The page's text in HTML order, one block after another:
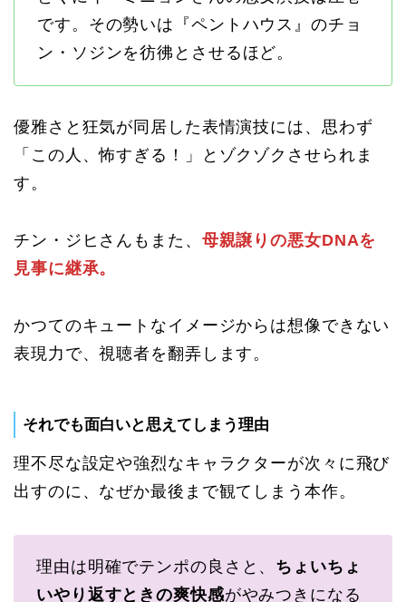
です。その勢いは『ペントハウス』のチョ
ン・ソジンを彷彿とさせるほど。
優雅さと狂気が同居した表情演技には、思わず
「この人、怖すぎる！」とゾクゾクさせられま
す。
チン・ジヒさんもまた、 母親譲りの悪女DNAを
見事に継承。
かつてのキュートなイメージからは想像できない
表現力で、視聴者を翻弄します。
それでも面白いと思えてしまう理由
理不尽な設定や強烈なキャラクターが次々に飛び
出すのに、なぜか最後まで観てしまう本作。
理由は明確でテンポの良さと、 ちょいちょ
いやり返すときの爽快感がやみつきになる